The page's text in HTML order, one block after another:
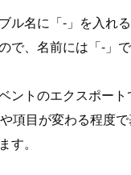
ル名に「-」を入れ
で、名前には「-」
ントのエクスポー
項目が変わる程度
す。